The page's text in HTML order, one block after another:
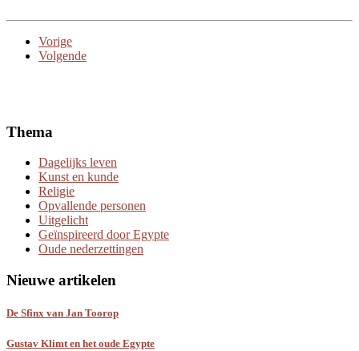
Vorige
Volgende
Thema
Dagelijks leven
Kunst en kunde
Religie
Opvallende personen
Uitgelicht
Geïnspireerd door Egypte
Oude nederzettingen
Nieuwe artikelen
De Sfinx van Jan Toorop
Gustav Klimt en het oude Egypte